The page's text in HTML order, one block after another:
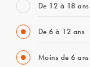
De 12 à 18 ans
De 6 à 12 ans
Moins de 6 ans